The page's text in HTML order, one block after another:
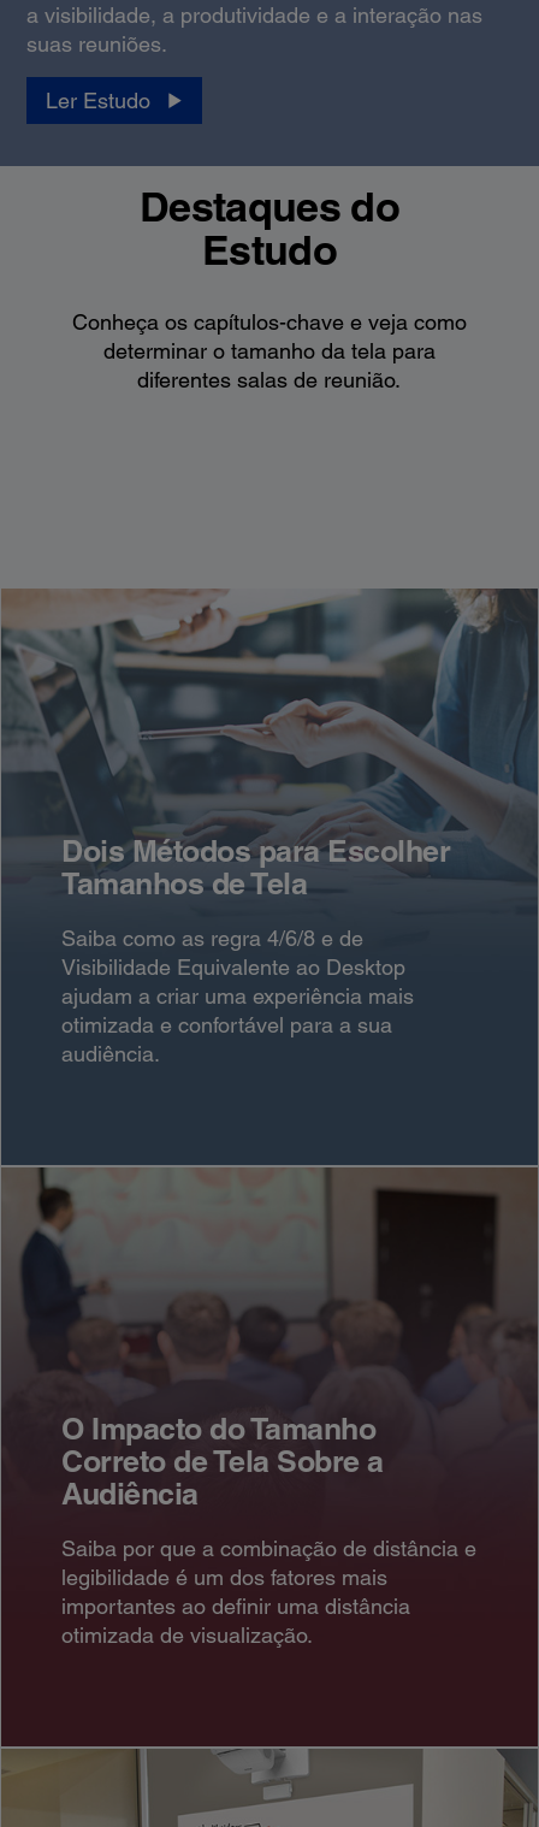
a visibilidade, a produtividade e a interação nas
suas reuniões.
Ler Estudo
Destaques do
Estudo
Conheça os capítulos-chave e veja como
determinar o tamanho da tela para
diferentes salas de reunião.
Dois Métodos para Escolher
Tamanhos de Tela
Saiba como as regra 4/6/8 e de
Visibilidade Equivalente ao Desktop
ajudam a criar uma experiência mais
otimizada e confortável para a sua
audiência.
O Impacto do Tamanho
Correto de Tela Sobre a
Audiência
Saiba por que a combinação de distância e
legibilidade é um dos fatores mais
importantes ao definir uma distância
otimizada de visualização.